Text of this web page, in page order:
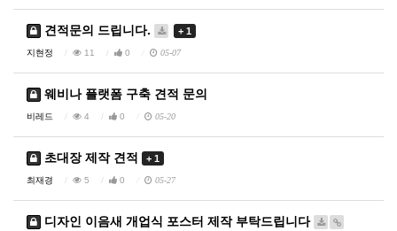
견적문의 드립니다. + 1
지현정 11 0 05-07
웨비나 플랫폼 구축 견적 문의
비레드 4 0 05-20
초대장 제작 견적 + 1
최재경 5 0 05-27
디자인 이음새 개업식 포스터 제작 부탁드립니다